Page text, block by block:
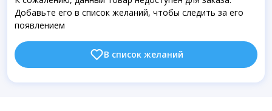
Добавьте его в список желаний, чтобы следить за его
появлением
В список желаний